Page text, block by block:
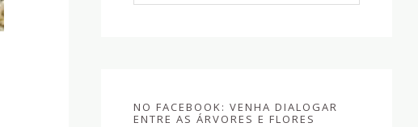
site
NO FACEBOOK: VENHA DIALOGAR
ENTRE AS ÁRVORES E FLORES